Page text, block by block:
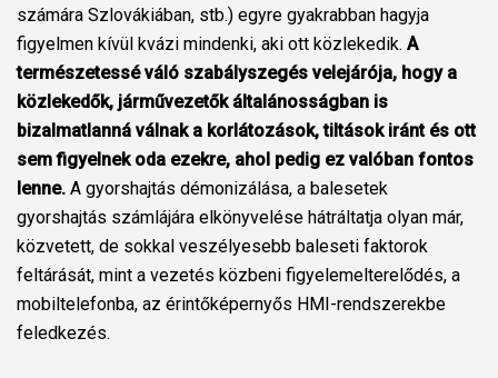
számára Szlovákiában, stb.) egyre gyakrabban hagyja
figyelmen kívül kvázi mindenki, aki ott közlekedik. A
természetessé váló szabályszegés velejárója, hogy a
közlekedők, járművezetők általánosságban is
bizalmatlanná válnak a korlátozások, tiltások iránt és ott
sem figyelnek oda ezekre, ahol pedig ez valóban fontos
lenne. A gyorshajtás démonizálása, a balesetek
gyorshajtás számlájára elkönyvelése hátráltatja olyan már,
közvetett, de sokkal veszélyesebb baleseti faktorok
feltárását, mint a vezetés közbeni figyelemelterelődés, a
mobiltelefonba, az érintőképernyős HMI-rendszerekbe
feledkezés.